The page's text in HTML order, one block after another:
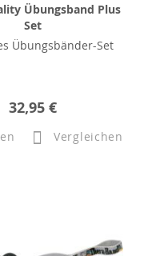
Übungsband Plus
Set
Übungsbänder-Set
32,95 €
Vergleichen